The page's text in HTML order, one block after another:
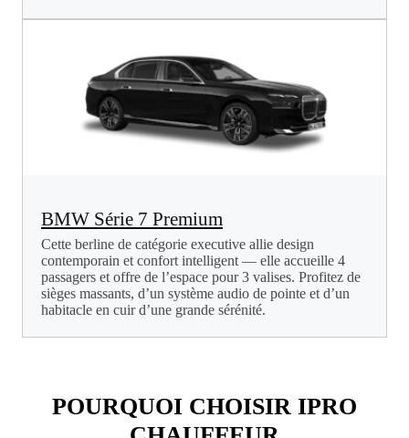
BMW Série 7 Premium
Cette berline de catégorie executive allie design
contemporain et confort intelligent — elle accueille 4
passagers et offre de l’espace pour 3 valises. Profitez de
sièges massants, d’un système audio de pointe et d’un
habitacle en cuir d’une grande sérénité.
POURQUOI CHOISIR IPRO